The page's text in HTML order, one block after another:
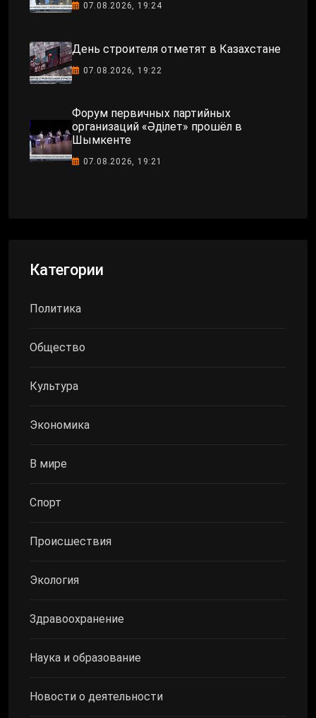
07.08.2026, 19:24
День строителя отметят в Казахстане
07.08.2026, 19:22
Форум первичных партийных
организаций «Әділет» прошёл в
Шымкенте
07.08.2026, 19:21
Категории
Политика
Общество
Культура
Экономика
В мире
Спорт
Происшествия
Экология
Здравоохранение
Наука и образование
Новости о деятельности